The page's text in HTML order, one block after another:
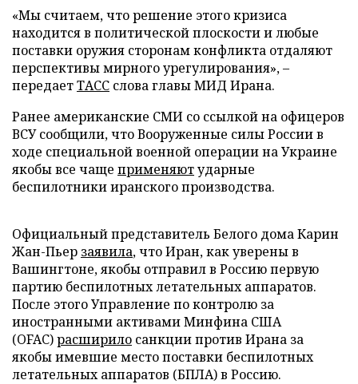
«Мы считаем, что решение этого кризиса
находится в политической плоскости и любые
поставки оружия сторонам конфликта отдаляют
перспективы мирного урегулирования», –
передаетТАСС слова главы МИД Ирана.
Ранее американские СМИ со ссылкой на офицеров
ВСУ сообщили, что Вооруженные силы России в
ходе специальной военной операции на Украине
якобы все чаще применяютударные
беспилотники иранского производства.
Официальный представитель Белого дома Карин
Жан-Пьер заявила, что Иран, как уверены в
Вашингтоне, якобы отправил в Россию первую
партию беспилотных летательных аппаратов.
После этого Управление по контролю за
иностранными активами Минфина США
(OFAC)расширило санкции против Ирана за
якобы имевшие место поставки беспилотных
летательных аппаратов (БПЛА) в Россию.